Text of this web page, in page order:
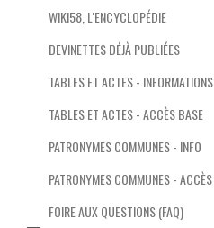
WIKI58, L'ENCYCLOPÉDIE
DEVINETTES DÉJÀ PUBLIÉES
TABLES ET ACTES - INFORMATIONS
TABLES ET ACTES - ACCÈS BASE
PATRONYMES COMMUNES - INFO
PATRONYMES COMMUNES - ACCÈS
FOIRE AUX QUESTIONS (FAQ)